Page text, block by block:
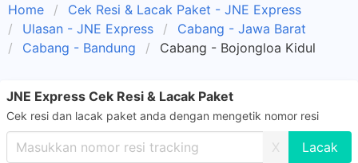
Home
Cek Resi & Lacak Paket - JNE Express
Ulasan - JNE Express
Cabang - Jawa Barat
Cabang - Bandung
Cabang - Bojongloa Kidul
JNE Express Cek Resi & Lacak Paket
Cek resi dan lacak paket anda dengan mengetik nomor resi
X